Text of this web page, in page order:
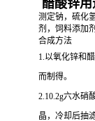
醋酸锌用
测定钠，硫化
剂，饲料添加剂
合成方法
1.以氧化锌和
而制得。
2.10.2g六水硝
晶，冷却后抽